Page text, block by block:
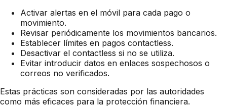
Activar alertas en el móvil para cada pago o
movimiento.
Revisar periódicamente los movimientos bancarios.
Establecer límites en pagos contactless.
Desactivar el contactless si no se utiliza.
Evitar introducir datos en enlaces sospechosos o
correos no verificados.
Estas prácticas son consideradas por las autoridades
como más eficaces para la protección financiera.